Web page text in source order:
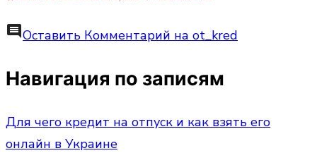
commentОставить Комментарий на ot_kred
Навигация по записям
Для чего кредит на отпуск и как взять его
онлайн в Украине